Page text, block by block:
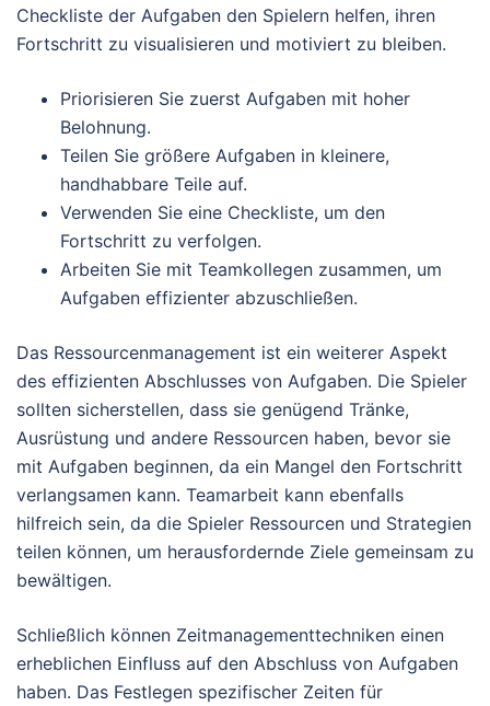
Checkliste der Aufgaben den Spielern helfen, ihren
Fortschritt zu visualisieren und motiviert zu bleiben.
Priorisieren Sie zuerst Aufgaben mit hoher
Belohnung.
Teilen Sie größere Aufgaben in kleinere,
handhabbare Teile auf.
Verwenden Sie eine Checkliste, um den
Fortschritt zu verfolgen.
Arbeiten Sie mit Teamkollegen zusammen, um
Aufgaben effizienter abzuschließen.
Das Ressourcenmanagement ist ein weiterer Aspekt
des effizienten Abschlusses von Aufgaben. Die Spieler
sollten sicherstellen, dass sie genügend Tränke,
Ausrüstung und andere Ressourcen haben, bevor sie
mit Aufgaben beginnen, da ein Mangel den Fortschritt
verlangsamen kann. Teamarbeit kann ebenfalls
hilfreich sein, da die Spieler Ressourcen und Strategien
teilen können, um herausfordernde Ziele gemeinsam zu
bewältigen.
Schließlich können Zeitmanagementtechniken einen
erheblichen Einfluss auf den Abschluss von Aufgaben
haben. Das Festlegen spezifischer Zeiten für